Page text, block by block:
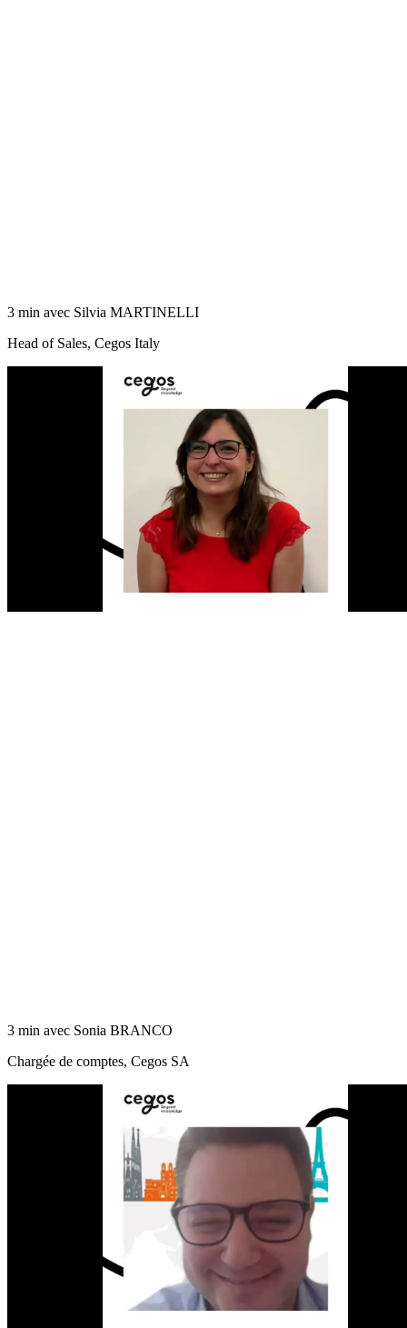
3 min avec Silvia MARTINELLI
Head of Sales, Cegos Italy
3 min avec Sonia BRANCO
Chargée de comptes, Cegos SA